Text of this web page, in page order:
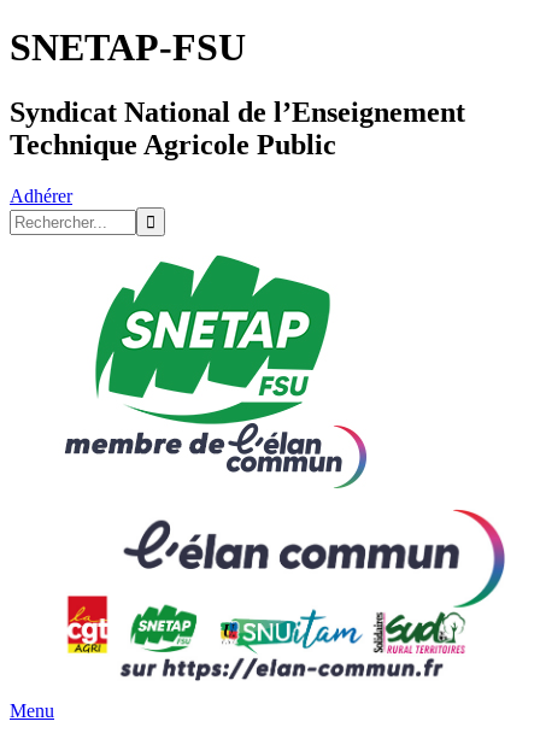
SNETAP-FSU
Syndicat National de l’Enseignement
Technique Agricole Public
Adhérer
Menu